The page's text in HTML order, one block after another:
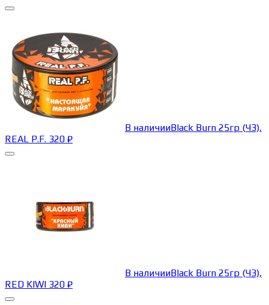
В наличииBlack Burn 25гр (ЧЗ),
REAL P.F. 320 ₽
В наличииBlack Burn 25гр (ЧЗ),
RED KIWI 320 ₽